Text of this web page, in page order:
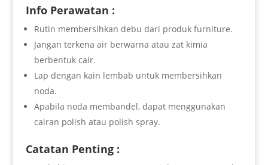
Info Perawatan :
Rutin membersihkan debu dari produk furniture.
Jangan terkena air berwarna atau zat kimia
berbentuk cair.
Lap dengan kain lembab untuk membersihkan
noda.
Apabila noda membandel, dapat menggunakan
cairan polish atau polish spray.
Catatan Penting :